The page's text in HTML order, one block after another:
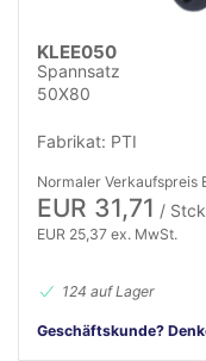
KLEE050
Spannsatz
50X80
Fabrikat: PTI
Normaler Verkaufspreis
EUR 31,71 / Stck
EUR 25,37 ex. MwSt.
124 auf Lager
Geschäftskunde?